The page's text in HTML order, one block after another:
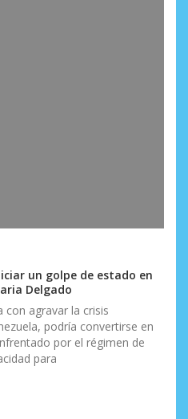
un golpe de estado en
Delgado
con agravar la crisis
podría convertirse en
por el régimen de
para